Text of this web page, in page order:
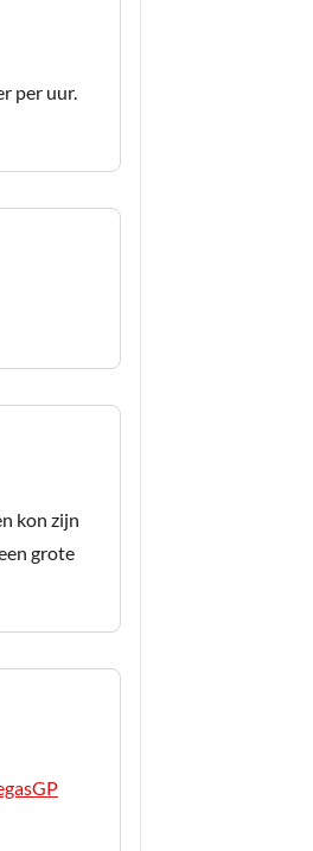
per uur.
kon zijn
grote